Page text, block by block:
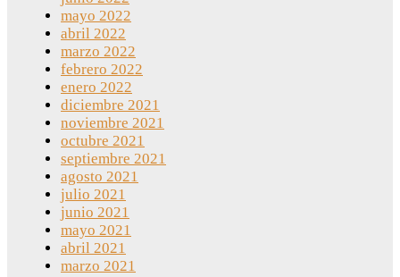
mayo 2022
abril 2022
marzo 2022
febrero 2022
enero 2022
diciembre 2021
noviembre 2021
octubre 2021
septiembre 2021
agosto 2021
julio 2021
junio 2021
mayo 2021
abril 2021
marzo 2021